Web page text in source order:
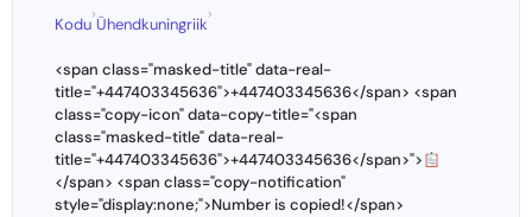
Kodu
›
Ühendkuningriik
›
<span class="masked-title" data-real-
title="+447403345636">+447403345636</span> <span
class="copy-icon" data-copy-title="<span
class="masked-title" data-real-
title="+447403345636">+447403345636</span>">
</span> <span class="copy-notification"
style="display:none;">Number is copied!</span>